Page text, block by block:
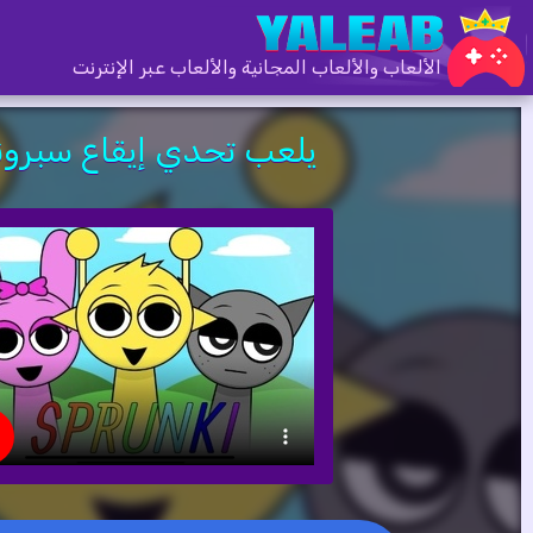
الألعاب والألعاب المجانية والألعاب عبر الإنترنت
يلعب تحدي إيقاع